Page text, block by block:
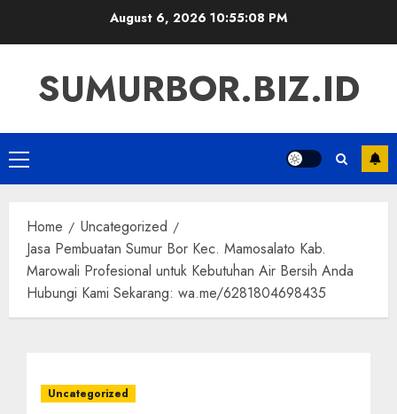
August 6, 2026 10:55:09 PM
SUMURBOR.BIZ.ID
Primary
Menu
Home
Uncategorized
Jasa Pembuatan Sumur Bor Kec. Mamosalato Kab.
Marowali Profesional untuk Kebutuhan Air Bersih Anda
Hubungi Kami Sekarang: wa.me/6281804698435
Uncategorized